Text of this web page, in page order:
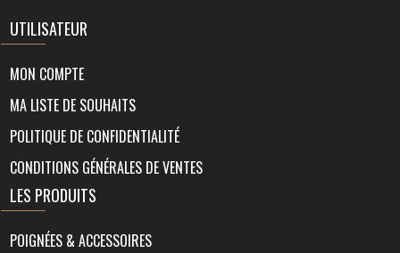
UTILISATEUR
MON COMPTE
MA LISTE DE SOUHAITS
POLITIQUE DE CONFIDENTIALITÉ
CONDITIONS GÉNÉRALES DE VENTES
LES PRODUITS
POIGNÉES & ACCESSOIRES